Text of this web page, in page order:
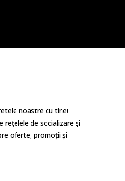
noastre cu tine!
rețelele de socializare și
oferte, promoții și